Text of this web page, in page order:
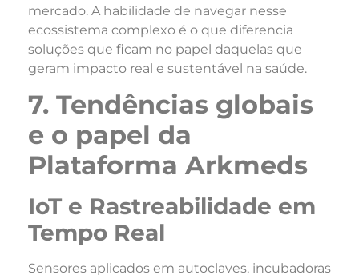
mercado. A habilidade de navegar nesse
ecossistema complexo é o que diferencia
soluções que ficam no papel daquelas que
geram impacto real e sustentável na saúde.
7. Tendências globais
e o papel da
Plataforma Arkmeds
IoT e Rastreabilidade em
Tempo Real
Sensores aplicados em autoclaves, incubadoras